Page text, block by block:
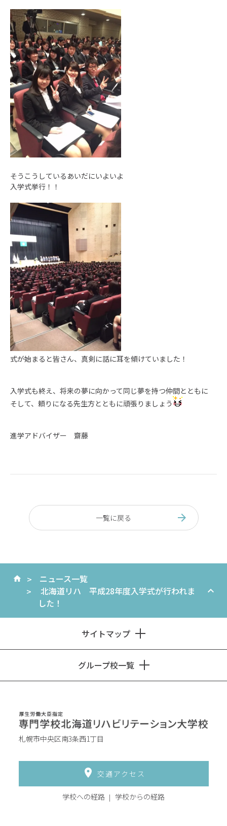
そうこうしているあいだにいよいよ
入学式挙行！！
式が始まると皆さん、真剣に話に耳を傾けていました！
入学式も終え、将来の夢に向かって同じ夢を持つ仲間とともに
そして、頼りになる先生方とともに頑張りましょう
進学アドバイザー 齋藤
一覧に戻る
ニュース一覧
北海道リハ 平成28年度入学式が行われま
した！
サイトマップ
グループ校一覧
札幌市中央区南3条西1丁目
交通アクセス
学校への経路 学校からの経路